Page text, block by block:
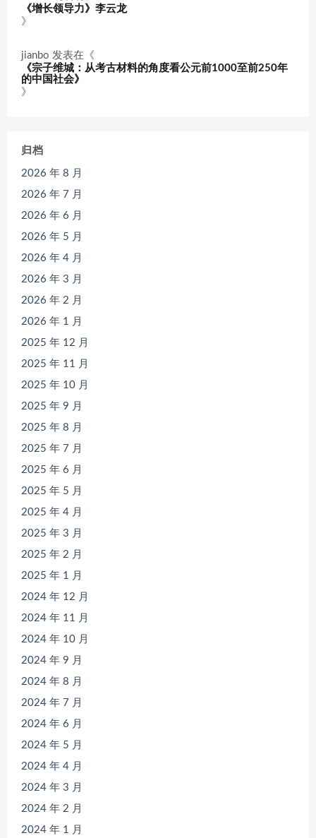
《增长领导力》李云龙
》
jianbo 发表在《
《宗子维城：从考古材料的角度看公元前1000至前250年
的中国社会》
》
归档
2026 年 8 月
2026 年 7 月
2026 年 6 月
2026 年 5 月
2026 年 4 月
2026 年 3 月
2026 年 2 月
2026 年 1 月
2025 年 12 月
2025 年 11 月
2025 年 10 月
2025 年 9 月
2025 年 8 月
2025 年 7 月
2025 年 6 月
2025 年 5 月
2025 年 4 月
2025 年 3 月
2025 年 2 月
2025 年 1 月
2024 年 12 月
2024 年 11 月
2024 年 10 月
2024 年 9 月
2024 年 8 月
2024 年 7 月
2024 年 6 月
2024 年 5 月
2024 年 4 月
2024 年 3 月
2024 年 2 月
2024 年 1 月